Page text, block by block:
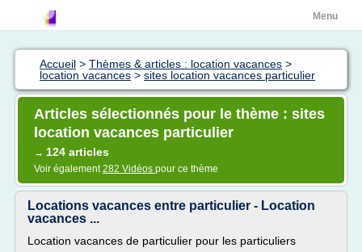
Menu
Accueil > Thèmes & articles : location vacances >
location vacances > sites location vacances particulier
Articles sélectionnés pour le thème : sites
location vacances particulier
→ 124 articles
Voir également282 Vidéos pour ce thème
Locations vacances entre particulier - Location
vacances ...
Location vacances de particulier pour les particuliers